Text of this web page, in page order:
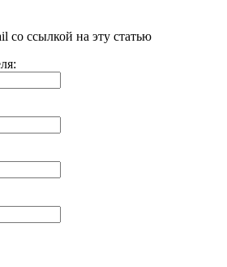
со ссылкой на эту статью